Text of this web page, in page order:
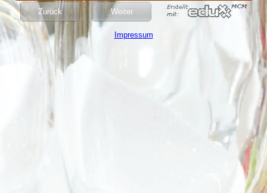
Zurück Weiter
Impressum